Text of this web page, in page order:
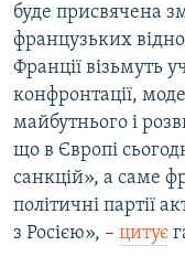
Усі сайти RFE/RL
буде присвячена
французьких
Франції візьмуть
конфронтації,
майбутнього і
що в Європі
санкцій», а саме
політичні партії
з Росією», – цитує